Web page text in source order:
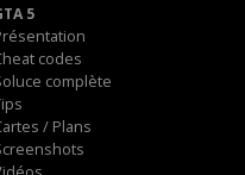
5
codes
complète
/ Plans